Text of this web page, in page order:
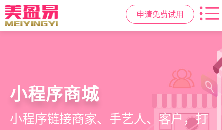
申请免费试用
美容美发管理系统
高效管理店务
提供从会员、预约、收银、报表等业
社交裂变拓客
基于拼团、砍价、分销、异业合作等
小程序商城
小程序链接商家、手艺人、客户，打